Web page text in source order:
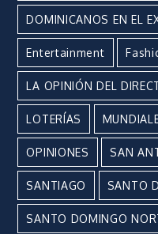
DOMINICANOS EN EL
Entertainment
LA OPINIÓN DEL
LOTERÍAS
OPINIONES SAN
SANTIAGO SANTO
SANTO DOMINGO